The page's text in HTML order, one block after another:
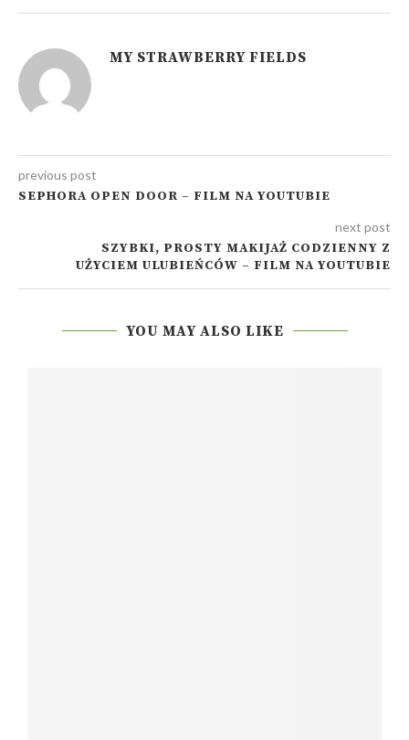
MY STRAWBERRY FIELDS
previous post
SEPHORA OPEN DOOR – FILM NA YOUTUBIE
next post
SZYBKI, PROSTY MAKIJAŻ CODZIENNY Z
UŻYCIEM ULUBIEŃCÓW – FILM NA YOUTUBIE
YOU MAY ALSO LIKE